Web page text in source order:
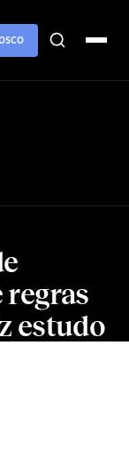
regras
estudo